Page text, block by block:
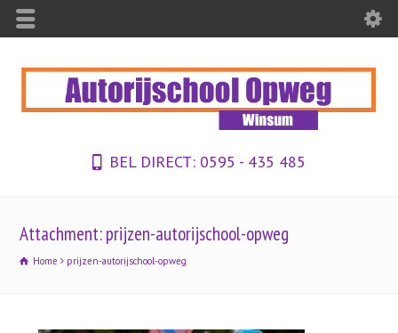
BEL DIRECT:0595 - 435 485
Attachment: prijzen-autorijschool-opweg
Home prijzen-autorijschool-opweg